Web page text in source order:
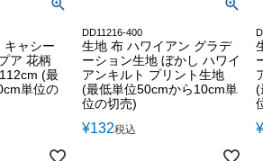
キャシー
ア 花柄
(最
単位の
DD11216-400
生地 布 ハワイアン グラデ
ーション生地 ぼかし ハワイ
アンキルト プリント生地
(最低単位50cmから10cm単
位の切売)
¥132税込
(
¥